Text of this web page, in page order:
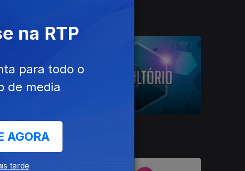
Consultório 2024
na RTP
para todo o
de media
AGORA
tarde